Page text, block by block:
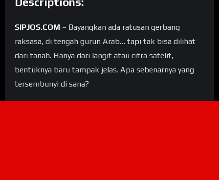
SIPJOS.COM – Bayangkan ada ratusan gerbang
raksasa, di tengah gurun Arab… tapi tak bisa dilihat
dari tanah. Hanya dari langit atau citra satelit,
bentuknya baru tampak jelas. Apa sebenarnya yang
tersembunyi di sana?